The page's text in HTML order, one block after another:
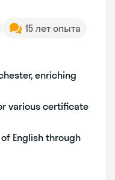
15 лет опыта
enriching
various certificate
English through